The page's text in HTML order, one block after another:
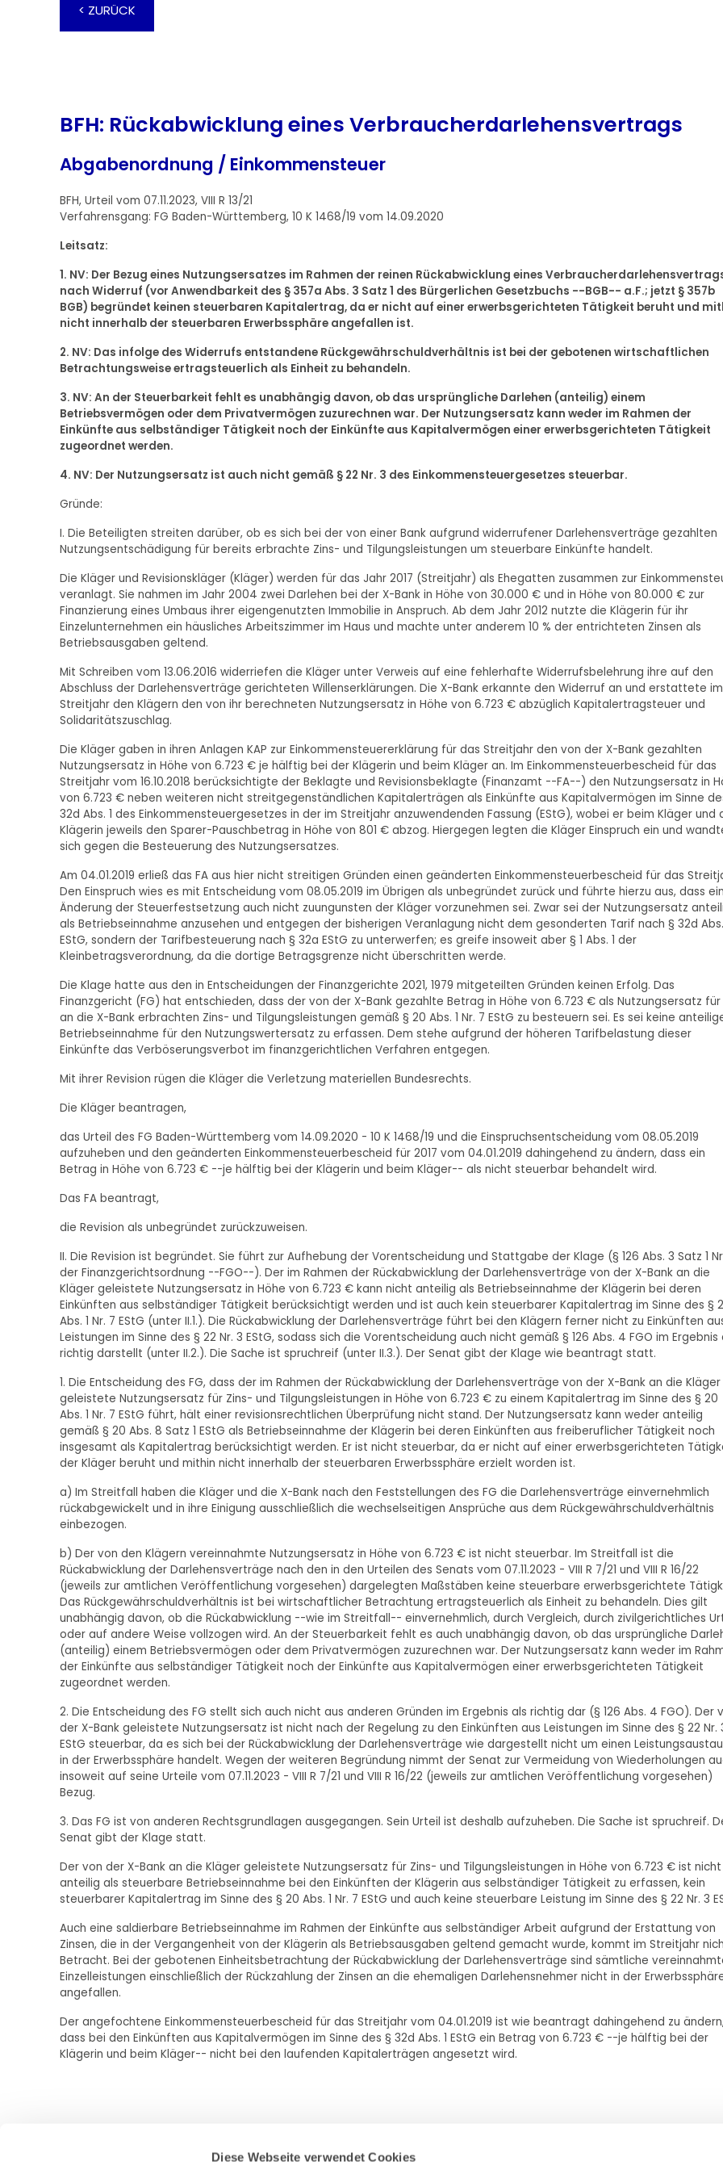
Diese Webseite verwendet Cookies
< ZURÜCK
BFH: Rückabwicklung eines Verbraucherdarlehensvertrags
Abgabenordnung / Einkommensteuer
BFH, Urteil vom 07.11.2023, VIII R 13/21
Verfahrensgang: FG Baden-Württemberg, 10 K 1468/19 vom 14.09.2020
Leitsatz:
1. NV: Der Bezug eines Nutzungsersatzes im Rahmen der reinen Rückabwicklung eines
nach Widerruf (vor Anwendbarkeit des § 357a Abs. 3 Satz 1 des Bürgerlichen Gesetzbuchs --BGB-- a.F.; jetzt § 357b
BGB) begründet keinen steuerbaren Kapitalertrag, da er nicht auf einer erwerbsgerichteten Tätigkeit beruht und
nicht innerhalb der steuerbaren Erwerbssphäre angefallen ist.
2. NV: Das infolge des Widerrufs entstandene Rückgewährschuldverhältnis ist bei der gebotenen wirtschaftlichen
Betrachtungsweise ertragsteuerlich als Einheit zu behandeln.
3. NV: An der Steuerbarkeit fehlt es unabhängig davon, ob das ursprüngliche Darlehen (anteilig) einem
Betriebsvermögen oder dem Privatvermögen zuzurechnen war. Der Nutzungsersatz kann weder im Rahmen der
Einkünfte aus selbständiger Tätigkeit noch der Einkünfte aus Kapitalvermögen einer erwerbsgerichteten Tätigkeit
zugeordnet werden.
4. NV: Der Nutzungsersatz ist auch nicht gemäß § 22 Nr. 3 des Einkommensteuergesetzes steuerbar.
Gründe:
I. Die Beteiligten streiten darüber, ob es sich bei der von einer Bank aufgrund widerrufener Darlehensverträge gezahlten
Nutzungsentschädigung für bereits erbrachte Zins- und Tilgungsleistungen um steuerbare Einkünfte handelt.
Die Kläger und Revisionskläger (Kläger) werden für das Jahr 2017 (Streitjahr) als Ehegatten zusammen zur
veranlagt. Sie nahmen im Jahr 2004 zwei Darlehen bei der X-Bank in Höhe von 30.000 € und in Höhe von 80.000 € zur
Finanzierung eines Umbaus ihrer eigengenutzten Immobilie in Anspruch. Ab dem Jahr 2012 nutzte die Klägerin für ihr
Einzelunternehmen ein häusliches Arbeitszimmer im Haus und machte unter anderem 10 % der entrichteten Zinsen als
Betriebsausgaben geltend.
Mit Schreiben vom 13.06.2016 widerriefen die Kläger unter Verweis auf eine fehlerhafte Widerrufsbelehrung ihre auf den
Abschluss der Darlehensverträge gerichteten Willenserklärungen. Die X-Bank erkannte den Widerruf an und erstattete im
Streitjahr den Klägern den von ihr berechneten Nutzungsersatz in Höhe von 6.723 € abzüglich Kapitalertragsteuer und
Solidaritätszuschlag.
Die Kläger gaben in ihren Anlagen KAP zur Einkommensteuererklärung für das Streitjahr den von der X-Bank gezahlten
Nutzungsersatz in Höhe von 6.723 € je hälftig bei der Klägerin und beim Kläger an. Im Einkommensteuerbescheid für das
Streitjahr vom 16.10.2018 berücksichtigte der Beklagte und Revisionsbeklagte (Finanzamt --FA--) den Nutzungsersatz in
von 6.723 € neben weiteren nicht streitgegenständlichen Kapitalerträgen als Einkünfte aus Kapitalvermögen im Sinne
32d Abs. 1 des Einkommensteuergesetzes in der im Streitjahr anzuwendenden Fassung (EStG), wobei er beim Kläger und
Klägerin jeweils den Sparer-Pauschbetrag in Höhe von 801 € abzog. Hiergegen legten die Kläger Einspruch ein und
sich gegen die Besteuerung des Nutzungsersatzes.
Am 04.01.2019 erließ das FA aus hier nicht streitigen Gründen einen geänderten Einkommensteuerbescheid für das
Den Einspruch wies es mit Entscheidung vom 08.05.2019 im Übrigen als unbegründet zurück und führte hierzu aus, dass
Änderung der Steuerfestsetzung auch nicht zuungunsten der Kläger vorzunehmen sei. Zwar sei der Nutzungsersatz
als Betriebseinnahme anzusehen und entgegen der bisherigen Veranlagung nicht dem gesonderten Tarif nach § 32d Abs.
EStG, sondern der Tarifbesteuerung nach § 32a EStG zu unterwerfen; es greife insoweit aber § 1 Abs. 1 der
Kleinbetragsverordnung, da die dortige Betragsgrenze nicht überschritten werde.
Die Klage hatte aus den in Entscheidungen der Finanzgerichte 2021, 1979 mitgeteilten Gründen keinen Erfolg. Das
Finanzgericht (FG) hat entschieden, dass der von der X-Bank gezahlte Betrag in Höhe von 6.723 € als Nutzungsersatz
an die X-Bank erbrachten Zins- und Tilgungsleistungen gemäß § 20 Abs. 1 Nr. 7 EStG zu besteuern sei. Es sei keine
Betriebseinnahme für den Nutzungswertersatz zu erfassen. Dem stehe aufgrund der höheren Tarifbelastung dieser
Einkünfte das Verböserungsverbot im finanzgerichtlichen Verfahren entgegen.
Mit ihrer Revision rügen die Kläger die Verletzung materiellen Bundesrechts.
Die Kläger beantragen,
das Urteil des FG Baden-Württemberg vom 14.09.2020 - 10 K 1468/19 und die Einspruchsentscheidung vom 08.05.2019
aufzuheben und den geänderten Einkommensteuerbescheid für 2017 vom 04.01.2019 dahingehend zu ändern, dass ein
Betrag in Höhe von 6.723 € --je hälftig bei der Klägerin und beim Kläger-- als nicht steuerbar behandelt wird.
Das FA beantragt,
die Revision als unbegründet zurückzuweisen.
II. Die Revision ist begründet. Sie führt zur Aufhebung der Vorentscheidung und Stattgabe der Klage (§ 126 Abs. 3 Satz 1
der Finanzgerichtsordnung --FGO--). Der im Rahmen der Rückabwicklung der Darlehensverträge von der X-Bank an die
Kläger geleistete Nutzungsersatz in Höhe von 6.723 € kann nicht anteilig als Betriebseinnahme der Klägerin bei deren
Einkünften aus selbständiger Tätigkeit berücksichtigt werden und ist auch kein steuerbarer Kapitalertrag im Sinne des §
Abs. 1 Nr. 7 EStG (unter II.1.). Die Rückabwicklung der Darlehensverträge führt bei den Klägern ferner nicht zu Einkünften
Leistungen im Sinne des § 22 Nr. 3 EStG, sodass sich die Vorentscheidung auch nicht gemäß § 126 Abs. 4 FGO im Ergebnis
richtig darstellt (unter II.2.). Die Sache ist spruchreif (unter II.3.). Der Senat gibt der Klage wie beantragt statt.
1. Die Entscheidung des FG, dass der im Rahmen der Rückabwicklung der Darlehensverträge von der X-Bank an die Kläger
geleistete Nutzungsersatz für Zins- und Tilgungsleistungen in Höhe von 6.723 € zu einem Kapitalertrag im Sinne des § 20
Abs. 1 Nr. 7 EStG führt, hält einer revisionsrechtlichen Überprüfung nicht stand. Der Nutzungsersatz kann weder anteilig
gemäß § 20 Abs. 8 Satz 1 EStG als Betriebseinnahme der Klägerin bei deren Einkünften aus freiberuflicher Tätigkeit noch
insgesamt als Kapitalertrag berücksichtigt werden. Er ist nicht steuerbar, da er nicht auf einer erwerbsgerichteten
der Kläger beruht und mithin nicht innerhalb der steuerbaren Erwerbssphäre erzielt worden ist.
a) Im Streitfall haben die Kläger und die X-Bank nach den Feststellungen des FG die Darlehensverträge einvernehmlich
rückabgewickelt und in ihre Einigung ausschließlich die wechselseitigen Ansprüche aus dem Rückgewährschuldverhältnis
einbezogen.
b) Der von den Klägern vereinnahmte Nutzungsersatz in Höhe von 6.723 € ist nicht steuerbar. Im Streitfall ist die
Rückabwicklung der Darlehensverträge nach den in den Urteilen des Senats vom 07.11.2023 - VIII R 7/21 und VIII R 16/22
(jeweils zur amtlichen Veröffentlichung vorgesehen) dargelegten Maßstäben keine steuerbare erwerbsgerichtete
Das Rückgewährschuldverhältnis ist bei wirtschaftlicher Betrachtung ertragsteuerlich als Einheit zu behandeln. Dies gilt
unabhängig davon, ob die Rückabwicklung --wie im Streitfall-- einvernehmlich, durch Vergleich, durch zivilgerichtliches
oder auf andere Weise vollzogen wird. An der Steuerbarkeit fehlt es auch unabhängig davon, ob das ursprüngliche
(anteilig) einem Betriebsvermögen oder dem Privatvermögen zuzurechnen war. Der Nutzungsersatz kann weder im
der Einkünfte aus selbständiger Tätigkeit noch der Einkünfte aus Kapitalvermögen einer erwerbsgerichteten Tätigkeit
zugeordnet werden.
2. Die Entscheidung des FG stellt sich auch nicht aus anderen Gründen im Ergebnis als richtig dar (§ 126 Abs. 4 FGO). Der
der X-Bank geleistete Nutzungsersatz ist nicht nach der Regelung zu den Einkünften aus Leistungen im Sinne des § 22 Nr.
EStG steuerbar, da es sich bei der Rückabwicklung der Darlehensverträge wie dargestellt nicht um einen
in der Erwerbssphäre handelt. Wegen der weiteren Begründung nimmt der Senat zur Vermeidung von Wiederholungen
insoweit auf seine Urteile vom 07.11.2023 - VIII R 7/21 und VIII R 16/22 (jeweils zur amtlichen Veröffentlichung vorgesehen)
Bezug.
3. Das FG ist von anderen Rechtsgrundlagen ausgegangen. Sein Urteil ist deshalb aufzuheben. Die Sache ist spruchreif.
Senat gibt der Klage statt.
Der von der X-Bank an die Kläger geleistete Nutzungsersatz für Zins- und Tilgungsleistungen in Höhe von 6.723 € ist nicht
anteilig als steuerbare Betriebseinnahme bei den Einkünften der Klägerin aus selbständiger Tätigkeit zu erfassen, kein
steuerbarer Kapitalertrag im Sinne des § 20 Abs. 1 Nr. 7 EStG und auch keine steuerbare Leistung im Sinne des § 22 Nr. 3
Auch eine saldierbare Betriebseinnahme im Rahmen der Einkünfte aus selbständiger Arbeit aufgrund der Erstattung von
Zinsen, die in der Vergangenheit von der Klägerin als Betriebsausgaben geltend gemacht wurde, kommt im Streitjahr
Betracht. Bei der gebotenen Einheitsbetrachtung der Rückabwicklung der Darlehensverträge sind sämtliche
Einzelleistungen einschließlich der Rückzahlung der Zinsen an die ehemaligen Darlehensnehmer nicht in der
angefallen.
Der angefochtene Einkommensteuerbescheid für das Streitjahr vom 04.01.2019 ist wie beantragt dahingehend zu
dass bei den Einkünften aus Kapitalvermögen im Sinne des § 32d Abs. 1 EStG ein Betrag von 6.723 € --je hälftig bei der
Klägerin und beim Kläger-- nicht bei den laufenden Kapitalerträgen angesetzt wird.